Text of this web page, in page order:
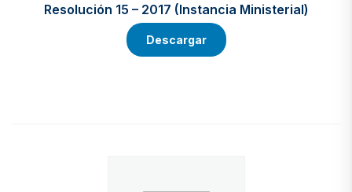
Resolución 15 – 2017 (Instancia Ministerial)
Descargar